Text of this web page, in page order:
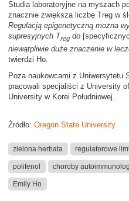
Studia laboratoryjne na myszach
znacznie zwiększa liczbę Treg w
Regulacją epigenetyczną można
supresyjnych Treg do
niewątpliwie duże znaczenie w
twierdzi Ho.
Poza naukowcami z Uniwersytetu
pracowali specjaliści z University
University w Korei Południowej.
Źródło: Oregon State University
zielona herbata regulatorowe
polifenol choroby
Emily Ho